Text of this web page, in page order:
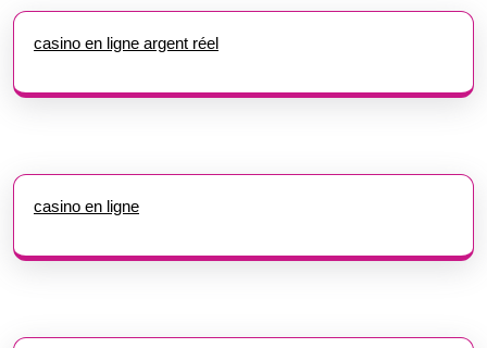
casino en ligne argent réel
casino en ligne